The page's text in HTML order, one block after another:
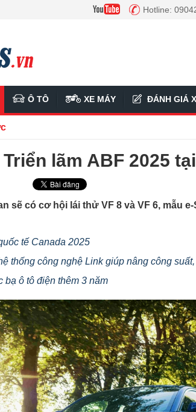
Hotline:
Ô TÔ XE MÁY ĐÁNH GIÁ
lãm ABF 2025
sẽ có cơ hội lái thử VF 8 và VF 6, mẫu
tế Canada 2025
thống công nghệ Link giúp nâng công
bạ ô tô điện thêm 3 năm